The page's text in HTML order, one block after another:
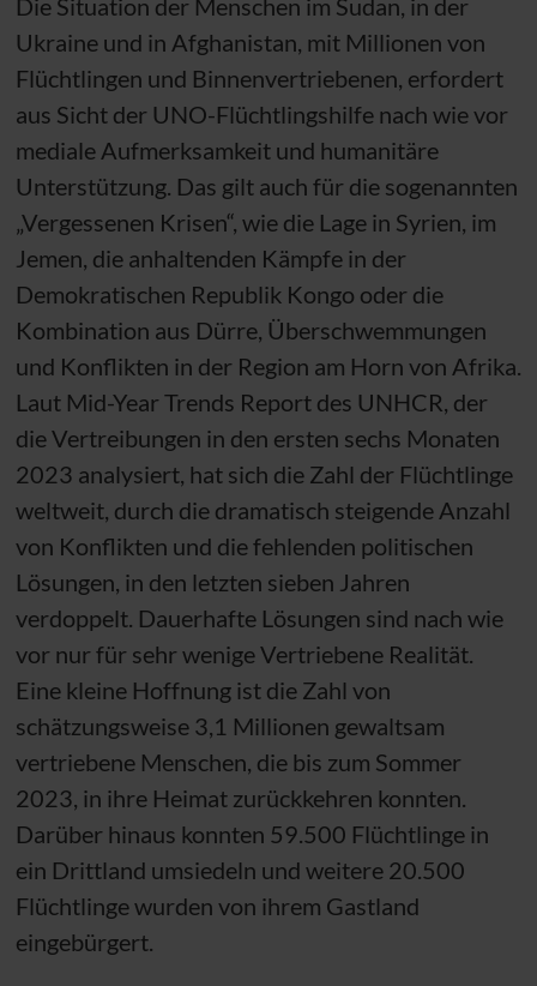
Die Situation der Menschen im Sudan, in der
Ukraine und in Afghanistan, mit Millionen von
Flüchtlingen und Binnenvertriebenen, erfordert
aus Sicht der UNO-Flüchtlingshilfe nach wie vor
mediale Aufmerksamkeit und humanitäre
Unterstützung. Das gilt auch für die sogenannten
„Vergessenen Krisen“, wie die Lage in Syrien, im
Jemen, die anhaltenden Kämpfe in der
Demokratischen Republik Kongo oder die
Kombination aus Dürre, Überschwemmungen
und Konflikten in der Region am Horn von Afrika.
Laut Mid-Year Trends Report des UNHCR, der
die Vertreibungen in den ersten sechs Monaten
2023 analysiert, hat sich die Zahl der Flüchtlinge
weltweit, durch die dramatisch steigende Anzahl
von Konflikten und die fehlenden politischen
Lösungen, in den letzten sieben Jahren
verdoppelt. Dauerhafte Lösungen sind nach wie
vor nur für sehr wenige Vertriebene Realität.
Eine kleine Hoffnung ist die Zahl von
schätzungsweise 3,1 Millionen gewaltsam
vertriebene Menschen, die bis zum Sommer
2023, in ihre Heimat zurückkehren konnten.
Darüber hinaus konnten 59.500 Flüchtlinge in
ein Drittland umsiedeln und weitere 20.500
Flüchtlinge wurden von ihrem Gastland
eingebürgert.